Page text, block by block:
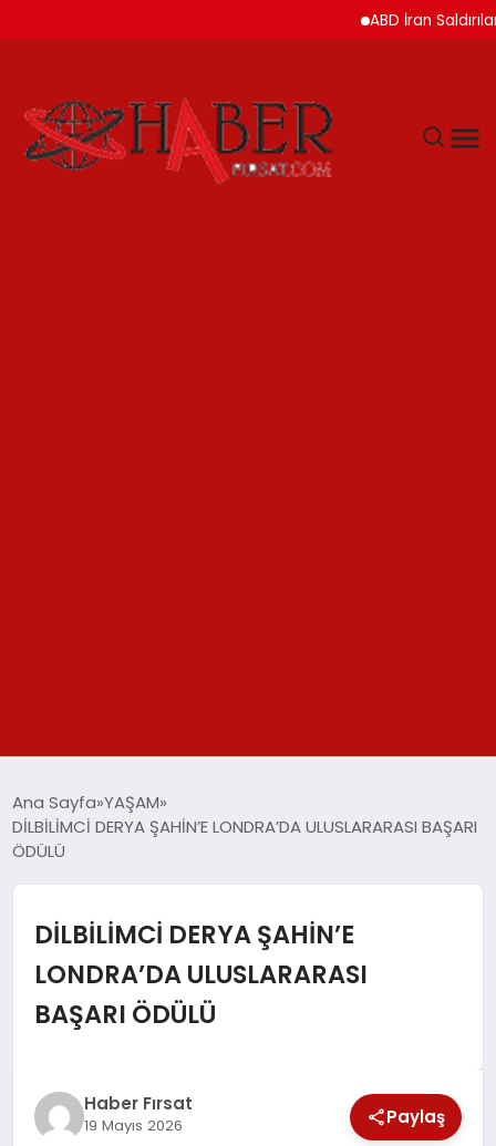
ABD İran Saldırılarını
SPOR
SAĞLIK
MAGAZİN
Ana Sayfa YAŞAM
DİLBİLİMCİ DERYA ŞAHİN’E LONDRA’DA ULUSLARARASI BAŞARI
ÖDÜLÜ
DİLBİLİMCİ DERYA ŞAHİN’E
LONDRA’DA ULUSLARARASI
BAŞARI ÖDÜLÜ
Haber Fırsat
19 Mayıs 2026 Paylaş